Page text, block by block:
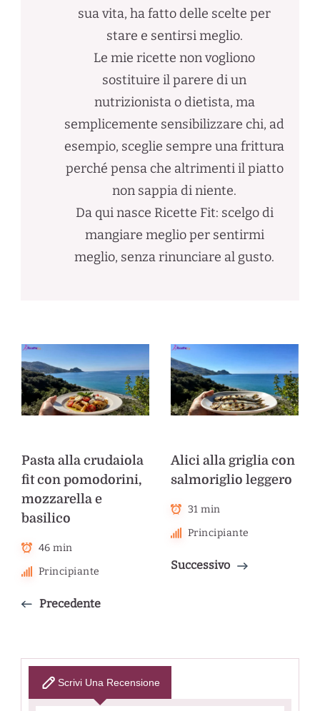
sua vita, ha fatto delle scelte per
stare e sentirsi meglio.
Le mie ricette non vogliono
sostituire il parere di un
nutrizionista o dietista, ma
semplicemente sensibilizzare chi, ad
esempio, sceglie sempre una frittura
perché pensa che altrimenti il piatto
non sappia di niente.
Da qui nasce Ricette Fit: scelgo di
mangiare meglio per sentirmi
meglio, senza rinunciare al gusto.
Pasta alla crudaiola
fit con pomodorini,
mozzarella e
basilico
46 min
Principiante
Precedente
Alici alla griglia con
salmoriglio leggero
31 min
Principiante
Successivo
Scrivi Una Recensione